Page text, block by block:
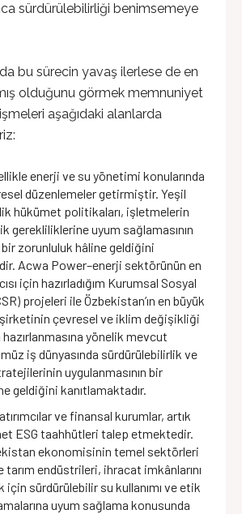
sürdürülebilirliği benimsemeye
bu sürecin yavaş ilerlese de en
olduğunu görmek memnuniyet
aşağıdaki alanlarda
enerji ve su yönetimi konularında
düzenlemeler getirmiştir. Yeşil
hükümet politikaları, işletmelerin
gerekliliklerine uyum sağlamasının
zorunluluk hâline geldiğini
Acwa Power–enerji sektörünün en
için hazırladığım Kurumsal Sosyal
projeleri ile Özbekistan’ın en büyük
çevresel ve iklim değişikliği
hazırlanmasına yönelik mevcut
iş dünyasında sürdürülebilirlik ve
uygulanmasının bir
geldiğini kanıtlamaktadır.
ve finansal kurumlar, artık
ESG taahhütleri talep etmektedir.
ekonomisinin temel sektörleri
endüstrileri, ihracat imkânlarını
için sürdürülebilir su kullanımı ve etik
uyum sağlama konusunda